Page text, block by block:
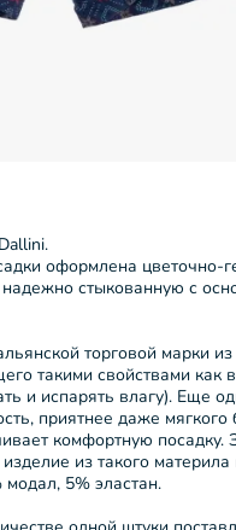
оформлена цветочно-
надежно стыкованную с
торговой марки
такими свойствами как
и испарять влагу). Еще
приятнее даже мягкого
комфортную посадку.
из такого
5% эластан.